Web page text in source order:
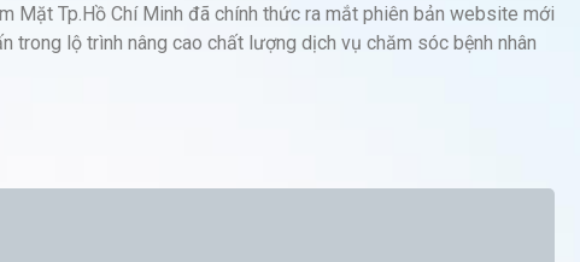
Mặt Tp.Hồ Chí Minh đã chính thức ra mắt phiên bản website mới
trong lộ trình nâng cao chất lượng dịch vụ chăm sóc bệnh nhân